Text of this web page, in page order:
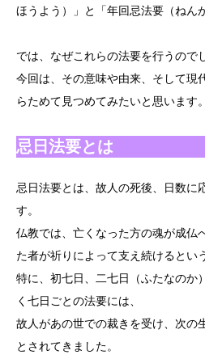
ほうよう）」と「年回忌法要（ねん
では、なぜこれらの法要を行うので
今回は、その意味や由来、そして現
らためて見つめてみたいと思います。
忌日法要とは
忌日法要とは、故人の死後、日数に
す。
仏教では、亡くなった方の魂が成仏
た者が祈りによって支え続けるとい
特に、初七日、二七日（ふたなのか
く七日ごとの法要には、
故人があの世での裁きを受け、次の
とされてきました。